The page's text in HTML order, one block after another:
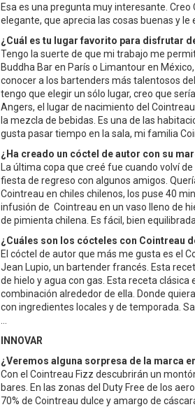
Esa es una pregunta muy interesante.
elegante, que aprecia las cosas buenas y
¿Cuál es tu lugar favorito para disfrutar
Tengo la suerte de que mi trabajo me
Buddha Bar en París o Limantour en
conocer a los bartenders más talentosos
tengo que elegir un sólo lugar, creo que
Angers, el lugar de nacimiento del
la mezcla de bebidas. Es una de las
gusta pasar tiempo en la sala, mi familia
¿Ha creado un cóctel de autor con su
La última copa que creé fue cuando volví
fiesta de regreso con algunos amigos.
Cointreau en chiles chilenos, los puse 40
infusión de Cointreau en un vaso lleno de
de pimienta chilena. Es fácil, bien
¿Cuáles son los cócteles con Cointreau
El cóctel de autor que más me gusta es el
Jean Lupio, un bartender francés. Esta
de hielo y agua con gas. Esta receta
combinación alrededor de ella. Donde
con ingredientes locales y de temporada.
INNOVAR
¿Veremos alguna sorpresa de la marca
Con el Cointreau Fizz descubrirán un
bares. En las zonas del Duty Free de los
70% de Cointreau dulce y amargo de